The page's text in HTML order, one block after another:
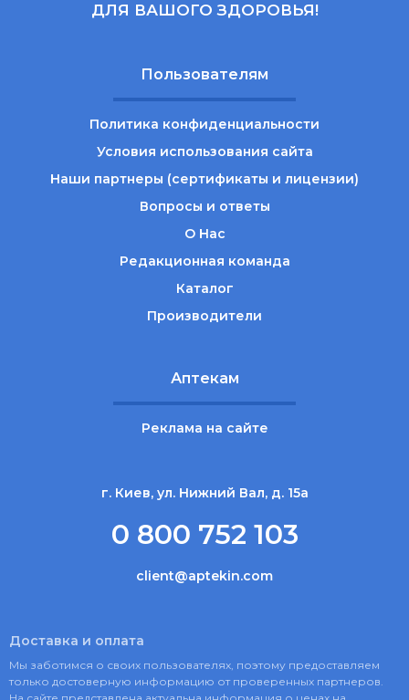
ДЛЯ ВАШОГО ЗДОРОВЬЯ!
Пользователям
Политика конфиденциальности
Условия использования сайта
Наши партнеры (сертификаты и лицензии)
Вопросы и ответы
О Нас
Редакционная команда
Каталог
Производители
Аптекам
Реклама на сайте
г. Киев, ул. Нижний Вал, д. 15а
0 800 752 103
client@aptekin.com
Доставка и оплата
Мы заботимся о своих пользователях, поэтому предоставляем
только достоверную информацию от проверенных партнеров.